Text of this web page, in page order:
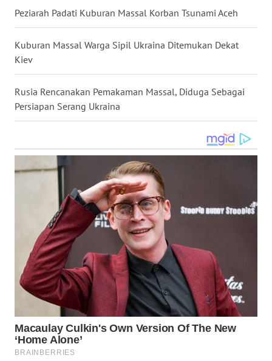
Peziarah Padati Kuburan Massal Korban Tsunami Aceh
Kuburan Massal Warga Sipil Ukraina Ditemukan Dekat
Kiev
Rusia Rencanakan Pemakaman Massal, Diduga Sebagai
Persiapan Serang Ukraina
WN
NUSANTARA
WN
JOGJA
WN
WN
WN
KALTENG
WN
KALTARA
WN
KALSEL